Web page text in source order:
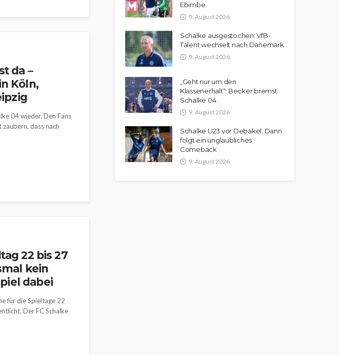
da –
Köln,
04 wieder. Den Fans
zaubern, dass nach
22 bis 27
kein
dabei
für die Spieltage 22
Der FC Schalke
Ebimbe
9. August 2026
Schalke ausgestochen: VfB-
Talent wechselt nach Dänemark
9. August 2026
„Geht nur um den
Klassenerhalt“: Becker bremst
Schalke 04
9. August 2026
Schalke U23 vor Debakel: Dann
folgt ein unglaubliches
Comeback
9. August 2026